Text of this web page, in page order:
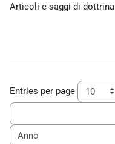
Articoli e saggi di dottrina
Entries per page